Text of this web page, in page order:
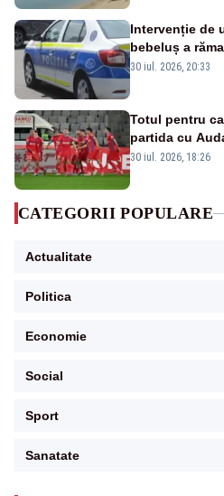
Intervenție de
bebeluș a
din cauza unei
30 iul. 2026, 20:33
Totul pentru
partida cu
30 iul. 2026, 18:26
CATEGORII POPULARE
Actualitate
Politica
Economie
Social
Sport
Sanatate